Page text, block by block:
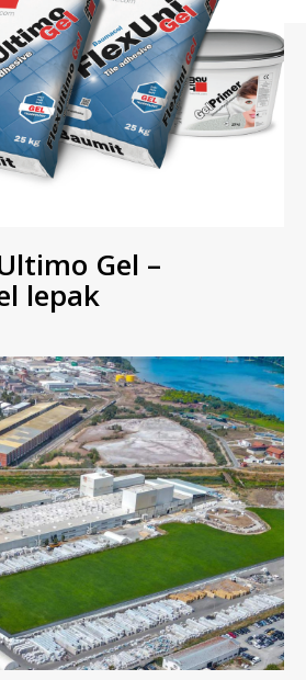
Gel –
lepak